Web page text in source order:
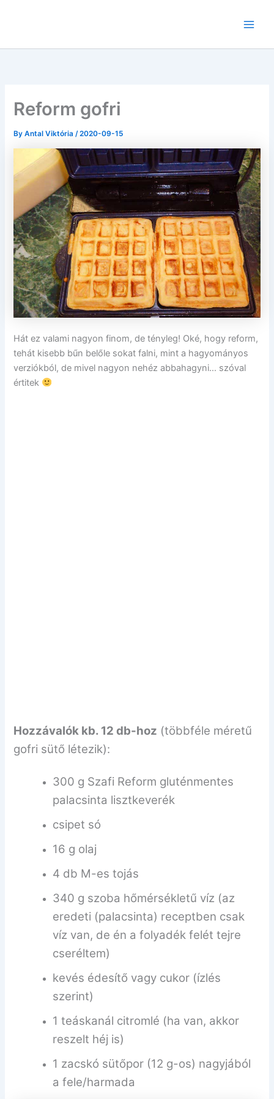
Reform gofri
ByAntal Viktória/2020-09-15
Hát ez valami nagyon finom, de tényleg! Oké, hogy reform,
tehát kisebb bűn belőle sokat falni, mint a hagyományos
verziókból, de mivel nagyon nehéz abbahagyni… szóval
értitek
Hozzávalók kb. 12 db-hoz (többféle méretű
gofri sütő létezik):
300 g Szafi Reform gluténmentes
palacsinta lisztkeverék
csipet só
16 g olaj
4 db M-es tojás
340 g szoba hőmérsékletű víz (az
eredeti (palacsinta) receptben csak
víz van, de én a folyadék felét tejre
cseréltem)
kevés édesítő vagy cukor (ízlés
szerint)
1 teáskanál citromlé (ha van, akkor
reszelt héj is)
1 zacskó sütőpor (12 g-os) nagyjából
a fele/harmada